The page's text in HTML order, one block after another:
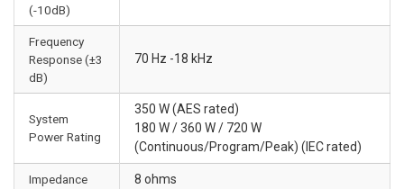
(-10dB)
Frequency
Response (±3
dB)
70 Hz -18 kHz
System
Power Rating
350 W (AES rated)
180 W / 360 W / 720 W
(Continuous/Program/Peak) (IEC rated)
Impedance 8 ohms